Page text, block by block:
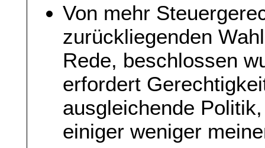
Von mehr
zurückliegenden
Rede, beschlossen
erfordert
ausgleichende
einiger weniger